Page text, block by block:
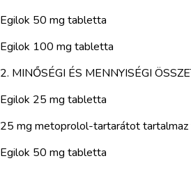
Egilok 50 mg tabletta
Egilok 100 mg tabletta
2. MINŐSÉGI ÉS MENNYISÉGI
Egilok 25 mg tabletta
25 mg metoprolol-tartarátot
Egilok 50 mg tabletta